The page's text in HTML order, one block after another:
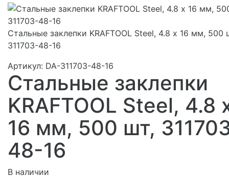
Стальные заклепки KRAFTOOL Steel, 4.8 х 16 мм, 500
311703-48-16
Артикул: DA-311703-48-16
Стальные заклепки
KRAFTOOL Steel, 4.8
16 мм, 500 шт,
48-16
В наличии